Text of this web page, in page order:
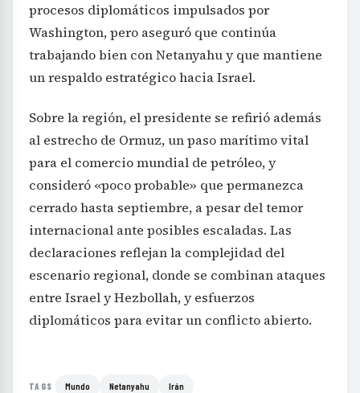
procesos diplomáticos impulsados por
Washington, pero aseguró que continúa
trabajando bien con Netanyahu y que mantiene
un respaldo estratégico hacia Israel.
Sobre la región, el presidente se refirió además
al estrecho de Ormuz, un paso marítimo vital
para el comercio mundial de petróleo, y
consideró «poco probable» que permanezca
cerrado hasta septiembre, a pesar del temor
internacional ante posibles escaladas. Las
declaraciones reflejan la complejidad del
escenario regional, donde se combinan ataques
entre Israel y Hezbollah, y esfuerzos
diplomáticos para evitar un conflicto abierto.
TAGS Mundo Netanyahu Irán